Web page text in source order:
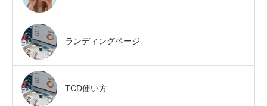
ランディングページ
TCD使い方